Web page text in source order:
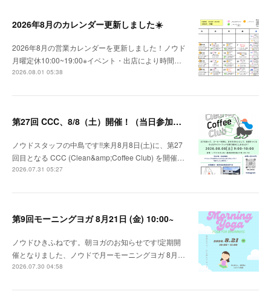
2026年8月のカレンダー更新しました☀️
2026年8月の営業カレンダーを更新しました！ノウド
月曜定休10:00~19:00※イベント・出店により時間…
2026.08.01 05:38
第27回 CCC、8/8（土）開催！（当日参加OK)
ノウドスタッフの中島です!!来月8月8日(土)に、第27
回目となる CCC (Clean&amp;Coffee Club) を開催…
2026.07.31 05:27
第9回モーニングヨガ 8月21日 (金) 10:00~
ノウドひきふねです。朝ヨガのお知らせです!定期開
催となりました、ノウドで月ーモーニングヨガ 8月…
2026.07.30 04:58